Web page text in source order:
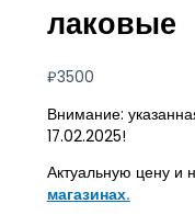
лаковые
₽3500
Внимание:
17.02.2025!
Актуальную цену и
магазинах.